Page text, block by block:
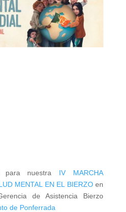
para nuestra IV MARCHA
MENTAL EN EL BIERZOen
de Asistencia Bierzo
de Ponferrada